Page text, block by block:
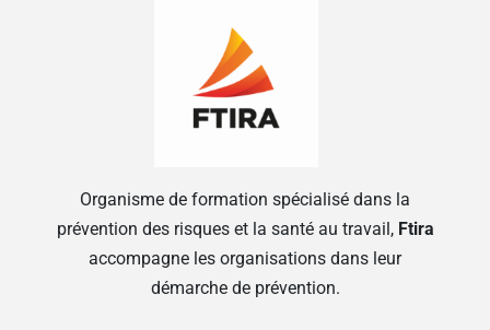
Organisme de formation spécialisé dans la
prévention des risques et la santé au travail, Ftira
accompagne les organisations dans leur
démarche de prévention.